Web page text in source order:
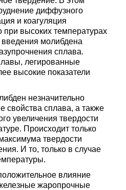
диффузного
и коагуляция
при высоких температурах
молибдена
сплава.
легированные
высокие показатели
незначительно
свойства сплава, а также
увеличения твердости
Происходит только
твердости
И то, только в случае
влияние
жаропрочные